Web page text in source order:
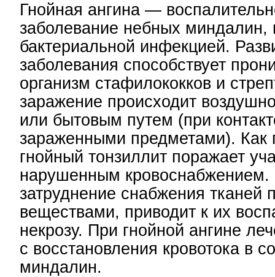
Гнойная ангина —
заболевание небных миндалин,
бактериальной инфекцией.
заболевания способствует
организм стафилококков и
заражение происходит
или бытовым путем (при
зараженными предметами). Как
гнойный тонзиллит поражает
нарушенным кровоснабжением.
затруднение снабжения тканей
веществами, приводит к их
некрозу. При гнойной ангине
с восстановления кровотока в
миндалин.